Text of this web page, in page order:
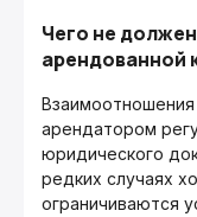
Чего не
арендованной
арендатором
юридического
редких случаях
ограничиваются